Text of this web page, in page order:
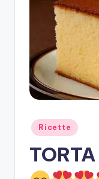
Posted
in
Ricette